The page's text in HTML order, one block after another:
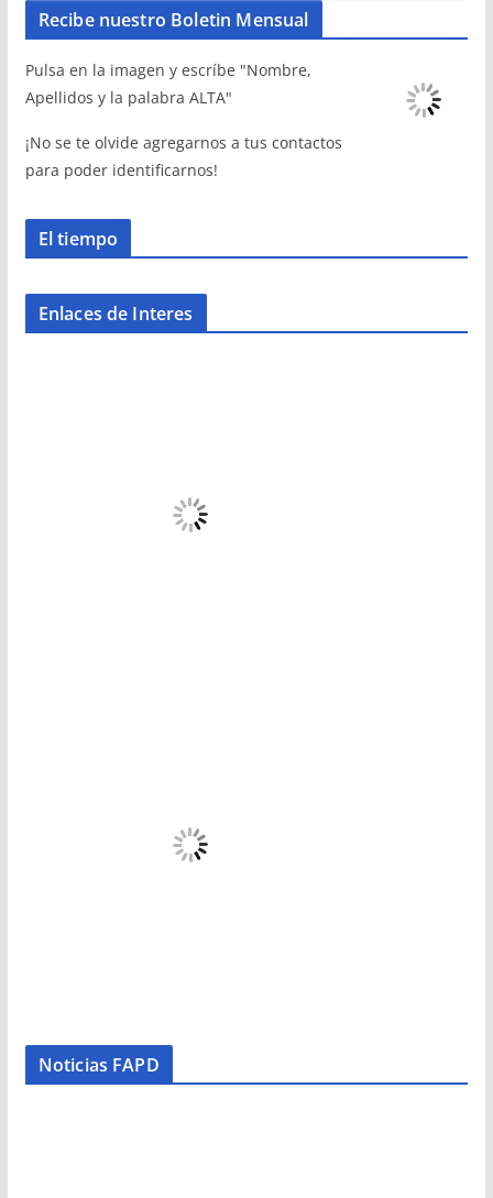
Recibe nuestro Boletin Mensual
Pulsa en la imagen y escríbe "Nombre,
Apellidos y la palabra ALTA"
¡No se te olvide agregarnos a tus contactos
para poder identificarnos!
El tiempo
Enlaces de Interes
Noticias FAPD